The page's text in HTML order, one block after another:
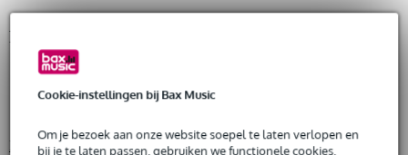
Cookie-instellingen bij Bax Music
Om je bezoek aan onze website soepel te laten verlopen en
bij je te laten passen, gebruiken we functionele cookies.
Huur meerdere producten tegelijk: min. € 300,- en max.
€ 2.500,-
Gratisthuisbezorgd of op te halen in de winkel
De mogelijkheid om je product(en) met korting te kopen
Snelle vervanging door Bax Music bij een defect
Productinformatie
producttype: 6-kanaals power fanout
connector 1: RMP 419AR F - Socapex compatibel
Bekijk alle productspecificaties